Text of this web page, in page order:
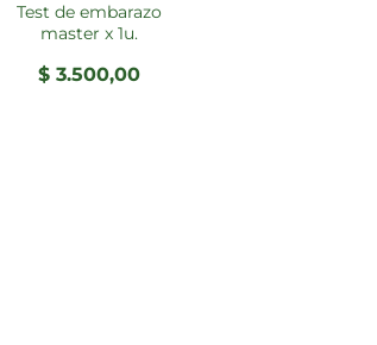
test de embarazo
master x 1u.
$ 3.500,00